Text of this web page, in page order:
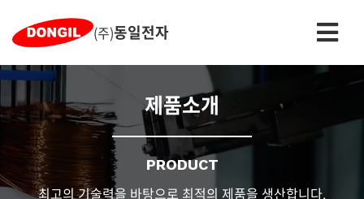
(주)동일전자
제품소개
PRODUCT
최고의 기술력을 바탕으로 최적의 제품을 생산합니다.